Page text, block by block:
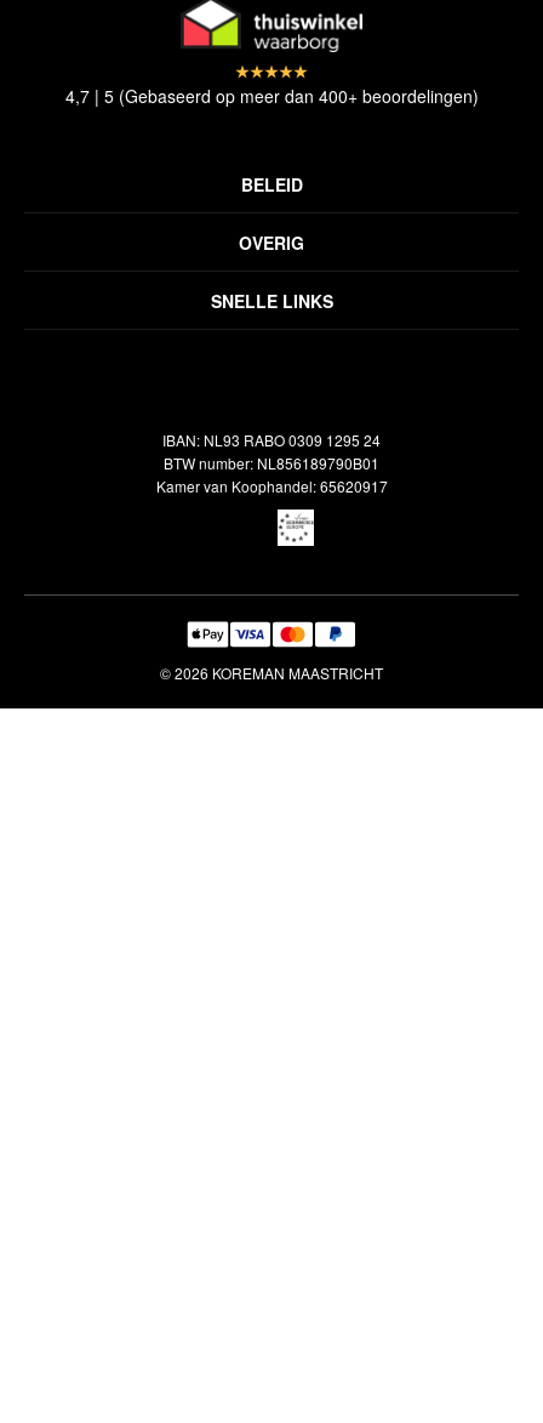
SNELLE LINKS
OVERIG
Inspiratie
Veelgestelde vragen
BELEID
Disclaimer
Verzendbeleid
4,7 | 5 (Gebaseerd op meer dan 400+ beoordelingen)
IBAN: NL93 RABO 0309 1295 24
BTW number: NL856189790B01
Kamer van Koophandel: 65620917
© 2026 KOREMAN MAASTRICHT